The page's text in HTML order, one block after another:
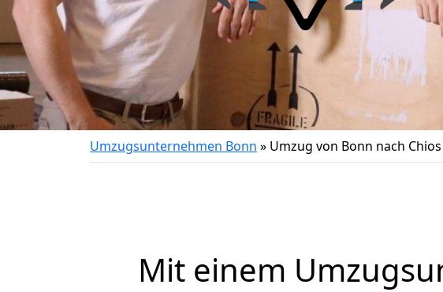
Umzugsunternehmen Bonn » Umzug von Bonn nach Chios
Mit einem